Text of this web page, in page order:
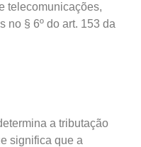
telecomunicações,
no § 6º do art. 153 da
a tributação
significa que a